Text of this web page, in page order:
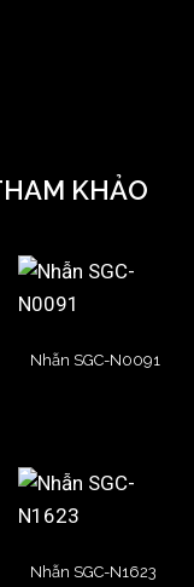
KHẢO
Nhẫn SGC-N0091
Nhẫn SGC-N1623